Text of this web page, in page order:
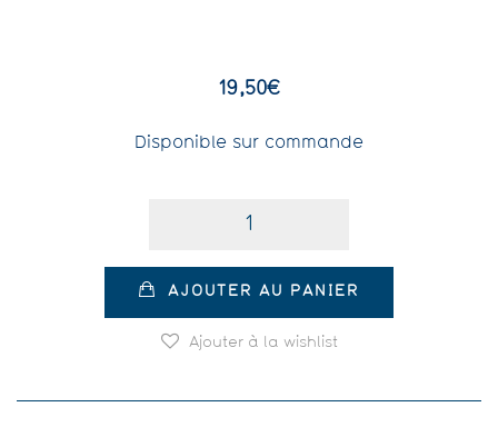
19,50€
Disponible sur commande
AJOUTER AU PANIER
Ajouter à la wishlist